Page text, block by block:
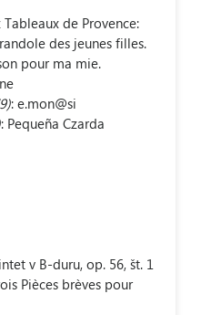
Tableaux de Provence:
des jeunes filles.
pour ma mie.
: e.mon@si
: Pequeña Czarda
v B-duru, op. 56, št. 1
Pièces brèves pour